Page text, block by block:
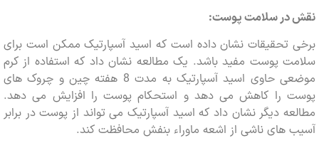
سلامت پوست:
تحقیقات نشان داده است که اسید آسپارتیک ممکن است برای
پوست مفید باشد. یک مطالعه نشان داد که استفاده از کرم
موضعی حاوی اسید آسپارتیک به مدت 8 هفته چین و چروک های
را کاهش می دهد و استحکام پوست را افزایش می دهد.
دیگر نشان داد که اسید آسپارتیک می تواند از پوست در برابر
های ناشی از اشعه ماوراء بنفش محافظت کند.